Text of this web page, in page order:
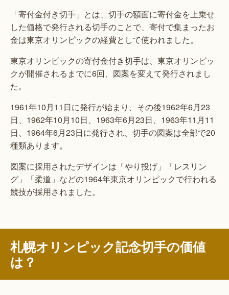
「寄付金付き切手」とは、切手の額面に寄付金を上乗せ
した価格で発行される切手のことで、寄付で集まったお
金は東京オリンピックの経費として使われました。
東京オリンピックの寄付金付き切手は、東京オリンピッ
クが開催されるまでに6回、図案を変えて発行されまし
た。
1961年10月11日に発行が始まり、その後1962年6月23
日、1962年10月10日、1963年6月23日、1963年11月11
日、1964年6月23日に発行され、切手の図案は全部で20
種類あります。
図案に採用されたデザインは「やり投げ」「レスリン
グ」「柔道」などの1964年東京オリンピックで行われる
競技が採用されました。
札幌オリンピック記念切手の価値
は？